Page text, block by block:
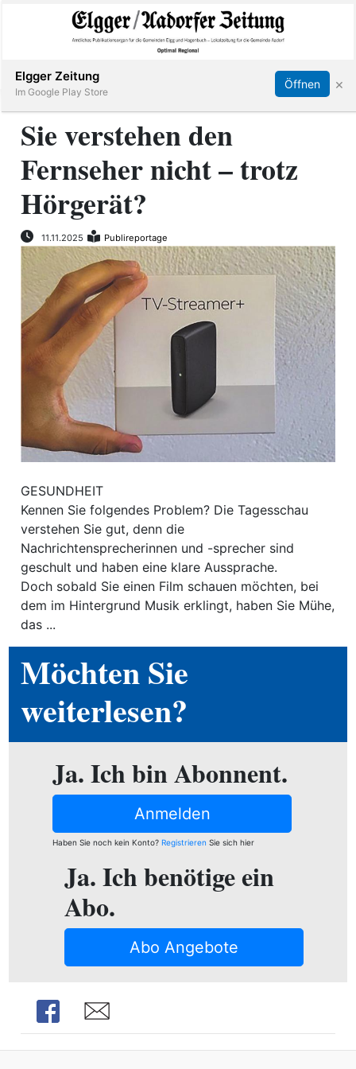
Elgg
Aadorf
Hagenbuch
E-
Paper
App
Region
Abonnieren Online Anmelden Anmelden
Sie verstehen den
Fernseher nicht – trotz
Hörgerät?
11.11.2025 Publireportage
GESUNDHEIT
Kennen Sie folgendes Problem? Die Tagesschau
verstehen Sie gut, denn die
Nachrichtensprecherinnen und -sprecher sind
geschult und haben eine klare Aussprache.
Doch sobald Sie einen Film schauen möchten, bei
dem im Hintergrund Musik erklingt, haben Sie Mühe,
das ...
Möchten Sie
weiterlesen?
Ja. Ich bin Abonnent.
Anmelden
Haben Sie noch kein Konto? RegistrierenSie sich hier
Ja. Ich benötige ein
Abo.
Abo Angebote
Share Share
Elgger Zeitung
Im Google Play Store
Öffnen ×